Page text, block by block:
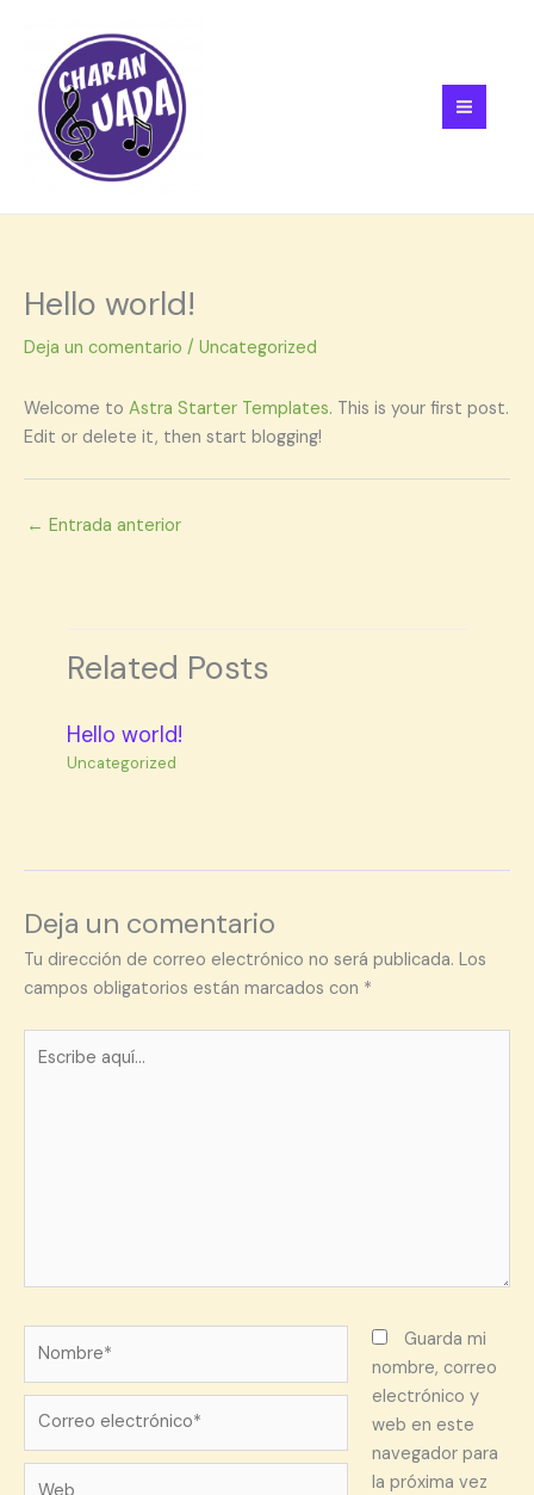
contenido
Hello world!
Deja un comentario / Uncategorized
Welcome to Astra Starter Templates. This is your first post.
Edit or delete it, then start blogging!
← Entrada anterior
Related Posts
Hello world!
Uncategorized
Deja un comentario
Tu dirección de correo electrónico no será publicada. Los
campos obligatorios están marcados con *
aquí...
Guarda mi
nombre, correo
electrónico y
web en este
navegador para
la próxima vez